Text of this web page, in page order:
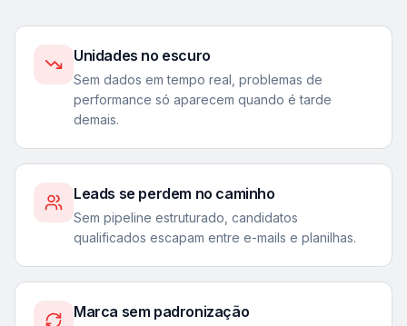
Unidades no escuro
Sem dados em tempo real, problemas de
performance só aparecem quando é tarde
demais.
Leads se perdem no caminho
Sem pipeline estruturado, candidatos
qualificados escapam entre e-mails e planilhas.
Marca sem padronização